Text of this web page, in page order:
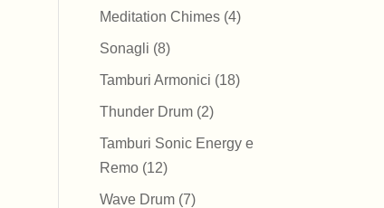
prodotti
Meditation Chimes 44
Sonagli 88
prodotti
Tamburi Armonici 1818
Thunder Drum 22
Tamburi Sonic Energy e
Remo 1212
prodotti
Wave Drum 77